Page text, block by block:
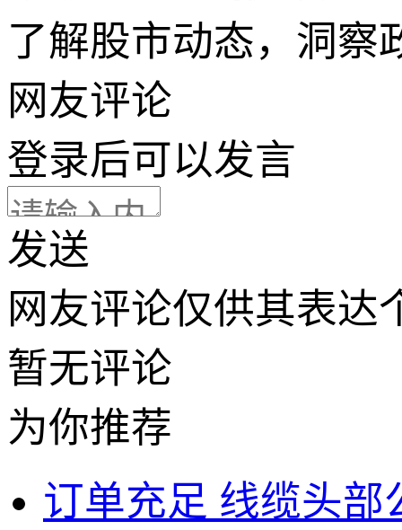
了解股市动态，洞察
网友评论
登录后可以发言
发送
网友评论仅供其表达
暂无评论
为你推荐
订单充足 线缆头部